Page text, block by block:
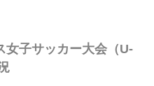
女子サッカー大会（U-